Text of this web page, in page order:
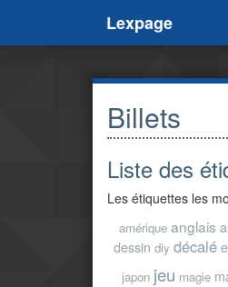
Lexpage
Billets
Liste des
Les étiquettes les
amérique anglais
dessin diy décalé
japon jeu magie